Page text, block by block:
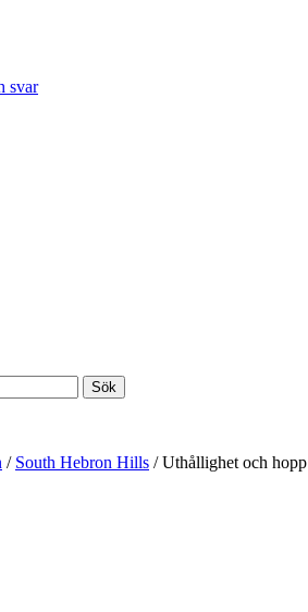
svar
Sök
/ South Hebron Hills /Uthållighet och hopp